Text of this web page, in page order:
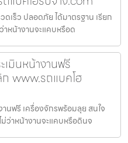
ดเร็ว ปลอดภัย ได้มาตรฐาน เรียก
หน้างานจะแคบหรือด
เมินหน้างานฟรี
www.รถแบคโฮ
นฟรี เครื่องจักรพร้อมลุย สนใจ
ว่าหน้างานจะแคบหรือดินจ